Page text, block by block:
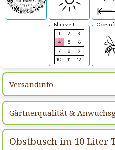
Blütezeit
1
2
3
4
5
6
7
8
9
10
11 12
Öko-
Versandinfo
Gärtnerqualität &
Obstbusch im 10 Liter